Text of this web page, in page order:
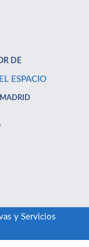
DE
ESPACIO
y Servicios